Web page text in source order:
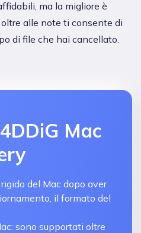
ma la migliore è
alle note ti consente di
di file che hai cancellato.
Mac
del Mac dopo aver
il formato del
sono supportati oltre